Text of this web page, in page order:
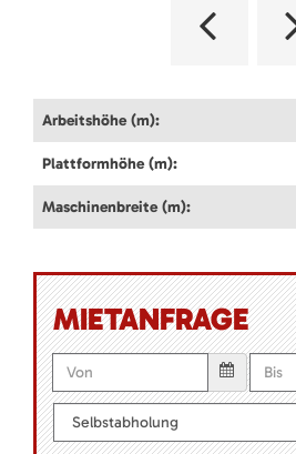
Arbeitshöhe (m):
Plattformhöhe (m):
Maschinenbreite (m):
MIETANFRAGE